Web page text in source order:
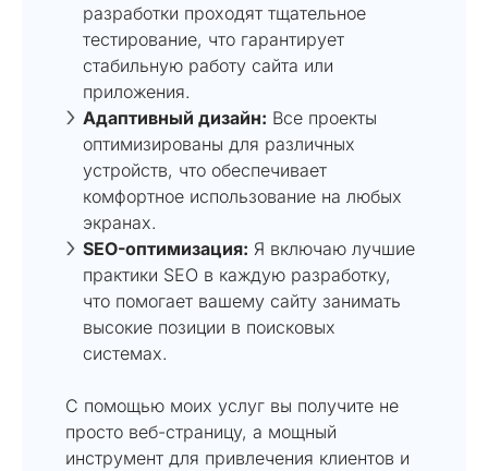
разработки проходят тщательное
тестирование, что гарантирует
стабильную работу сайта или
приложения.
Адаптивный дизайн: Все проекты
оптимизированы для различных
устройств, что обеспечивает
комфортное использование на любых
экранах.
SEO-оптимизация: Я включаю лучшие
практики SEO в каждую разработку,
что помогает вашему сайту занимать
высокие позиции в поисковых
системах.
С помощью моих услуг вы получите не
просто веб-страницу, а мощный
инструмент для привлечения клиентов и